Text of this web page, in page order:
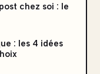
chez soi : le
: les 4 idées